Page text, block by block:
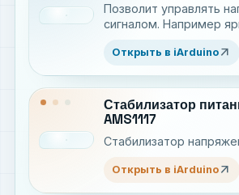
Позволит управлять
сигналом. Например
мотора
Открыть в iArduino arrow_outward
Стабилизатор
AMS1117
Стабилизатор
Открыть в iArduino arrow_outward